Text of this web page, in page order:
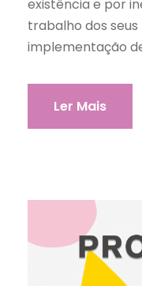
existência e por
trabalho dos
implementação
Ler Mais